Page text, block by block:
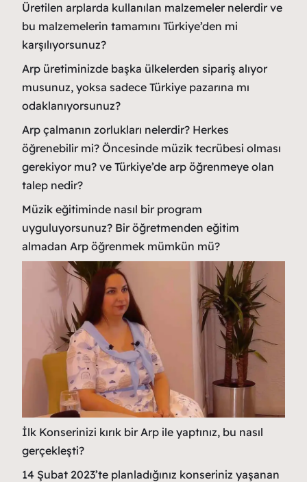
Üretilen arplarda kullanılan malzemeler nelerdir ve
bu malzemelerin tamamını Türkiye’den mi
karşılıyorsunuz?
Arp üretiminizde başka ülkelerden sipariş alıyor
musunuz, yoksa sadece Türkiye pazarına mı
odaklanıyorsunuz?
Arp çalmanın zorlukları nelerdir? Herkes
öğrenebilir mi? Öncesinde müzik tecrübesi olması
gerekiyor mu? ve Türkiye’de arp öğrenmeye olan
talep nedir?
Müzik eğitiminde nasıl bir program
uyguluyorsunuz? Bir öğretmenden eğitim
almadan Arp öğrenmek mümkün mü?
İlk Konserinizi kırık bir Arp ile yaptınız, bu nasıl
gerçekleşti?
14 Şubat 2023’te planladığınız konseriniz yaşanan